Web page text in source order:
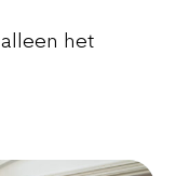
het